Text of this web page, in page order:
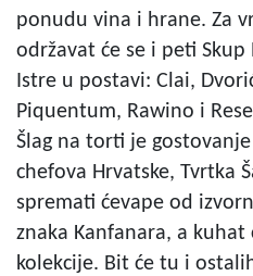
ponudu vina i hrane. Za
održavat će se i peti
Istre u postavi: Clai,
Piquentum, Rawino i
Šlag na torti je
chefova Hrvatske, Tvrtka
spremati ćevape od
znaka Kanfanara, a
kolekcije. Bit će tu i